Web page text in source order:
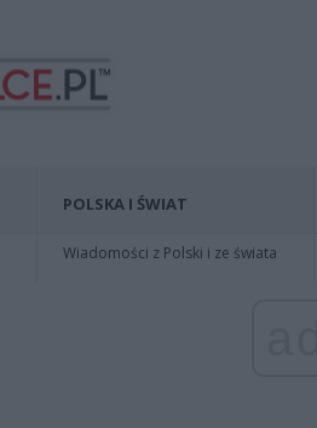
POLSKA I ŚWIAT
Wiadomości z Polski i ze świata